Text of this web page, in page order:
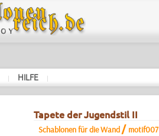
| HILFE |
Tapete der Jugendstil II
Schablonen für die Wand / motif007